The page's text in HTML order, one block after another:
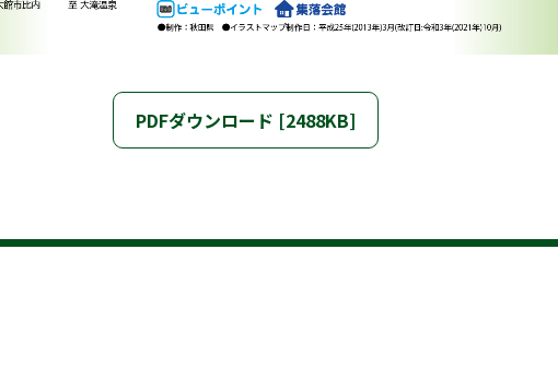
PDFダウンロード [2488KB]